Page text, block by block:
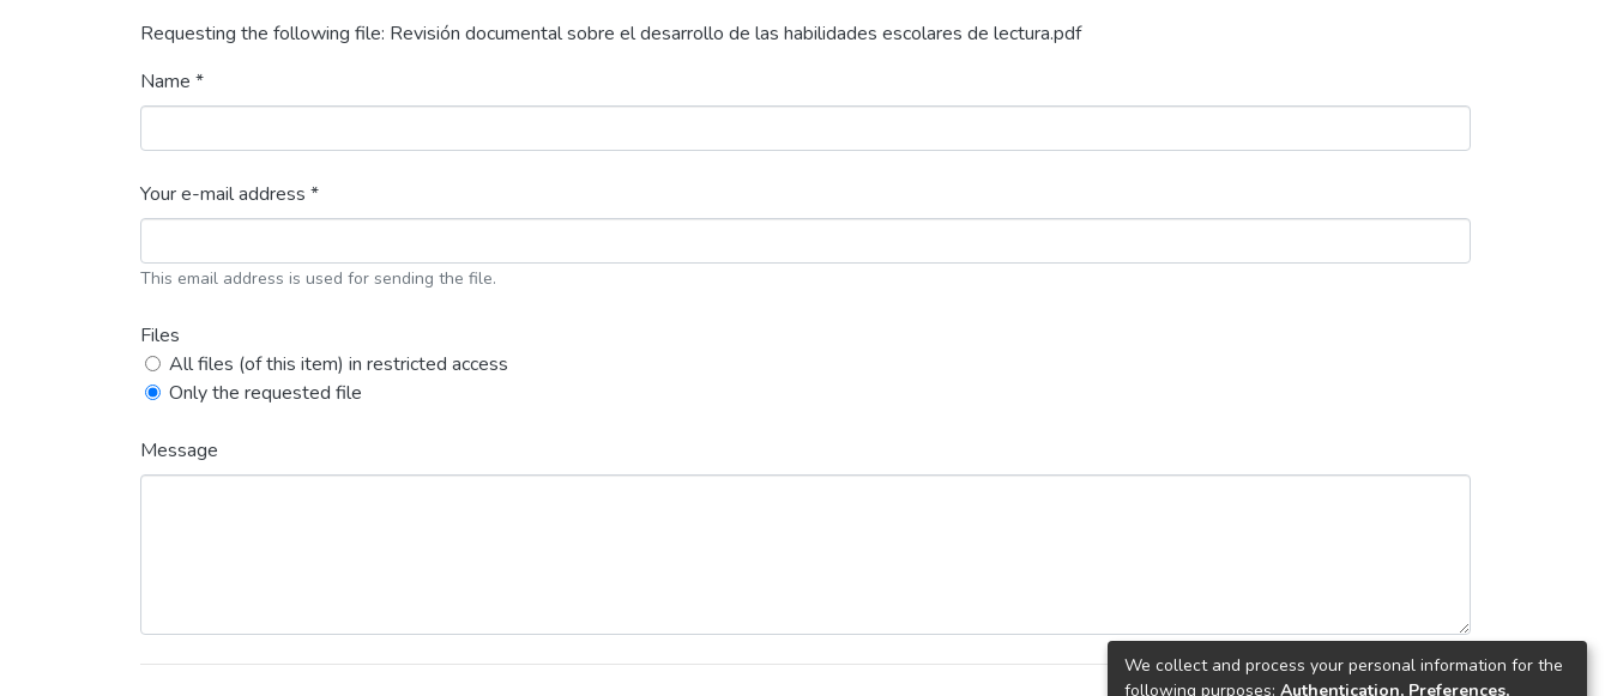
Requesting the following file: Revisión documental sobre el desarrollo de las habilidades escolares de lectura.pdf
Name *
Your e-mail address *
This email address is used for sending the file.
Files
All files (of this item) in restricted access
Only the requested file
Message
We collect and process your personal information for the
following purposes: Authentication, Preferences,